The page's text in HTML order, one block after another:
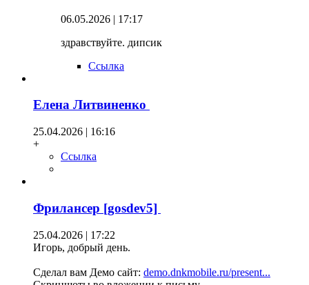
06.05.2026 | 17:17
здравствуйте. дипсик
Ссылка
Елена Литвиненко
25.04.2026 | 16:16
+
Ссылка
Фрилансер [gosdev5]
25.04.2026 | 17:22
Игорь, добрый день.
Сделал вам Демо сайт: demo.dnkmobile.ru/present...